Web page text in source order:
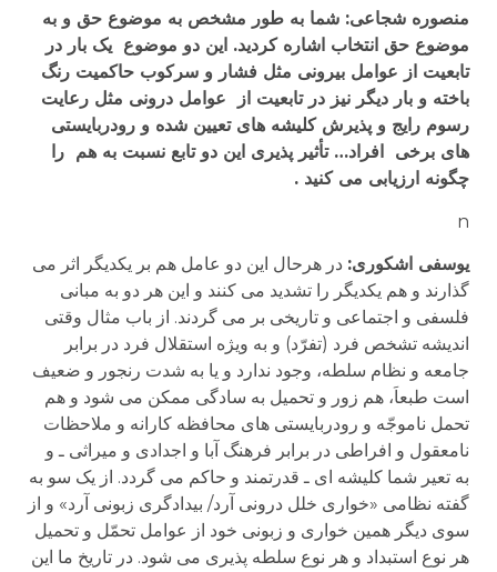
منصوره شجاعی: شما به طور مشخص به موضوع حق و به
موضوع حق انتخاب اشاره کردید. این دو موضوع یک بار در
تابعیت از عوامل بیرونی مثل فشار و سرکوب حاکمیت رنگ
باخته و بار دیگر نیز در تابعیت از عوامل درونی مثل رعایت
رسوم رایج و پذیرش کلیشه های تعیین شده و رودربایستی
های برخی افراد… تأثیر پذیری این دو تابع نسبت به هم را
چگونه ارزیابی می کنید .
n
یوسفی اشکوری: در هرحال این دو عامل هم بر یکدیگر اثر می
گذارند و هم یکدیگر را تشدید می کنند و این هر دو به مبانی
فلسفی و اجتماعی و تاریخی بر می گردند. از باب مثال وقتی
اندیشه تشخص فرد (تفرّد) و به ویژه استقلال فرد در برابر
جامعه و نظام سلطه، وجود ندارد و یا به شدت رنجور و ضعیف
است طبعاَ، هم زور و تحمیل به سادگی ممکن می شود و هم
تحمل ناموجّه و رودربایستی های محافظه کارانه و ملاحظات
نامعقول و افراطی در برابر فرهنگ آبا و اجدادی و میراثی ـ و
به تعیر شما کلیشه ای ـ قدرتمند و حاکم می گردد. از یک سو به
گفته نظامی «خواری خلل درونی آرد/ بیدادگری زبونی آرد» و از
سوی دیگر همین خواری و زبونی خود از عوامل تحمّل و تحمیل
هر نوع استبداد و هر نوع سلطه پذیری می شود. در تاریخ ما این